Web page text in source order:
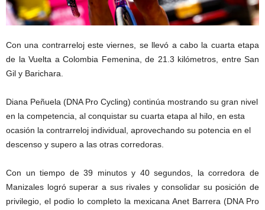
Con una contrarreloj este viernes, se llevó a cabo la cuarta etapa
de la Vuelta a Colombia Femenina, de 21.3 kilómetros, entre San
Gil y Barichara.
Diana Peñuela (DNA Pro Cycling) continúa mostrando su gran nivel
en la competencia, al conquistar su cuarta etapa al hilo, en esta
ocasión la contrarreloj individual, aprovechando su potencia en el
descenso y supero a las otras corredoras.
Con un tiempo de 39 minutos y 40 segundos, la corredora de
Manizales logró superar a sus rivales y consolidar su posición de
privilegio, el podio lo completo la mexicana Anet Barrera (DNA Pro